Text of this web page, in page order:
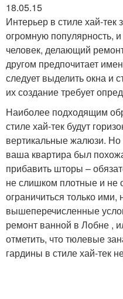
18.05.15
Интерьер в стиле хай-
огромную популярность,
человек, делающий
другом предпочитает
следует выделить окна и
их создание требует
Наиболее подходящим
стиле хай-тек будут
вертикальные жалюзи.
ваша квартира был
прибавить шторы –
не слишком плотные и не
ограничиться только ими,
вышеперечисленные
ремонт ванной в Лобне ,
отметить, что тюлевые
гардины в стиле хай-тек